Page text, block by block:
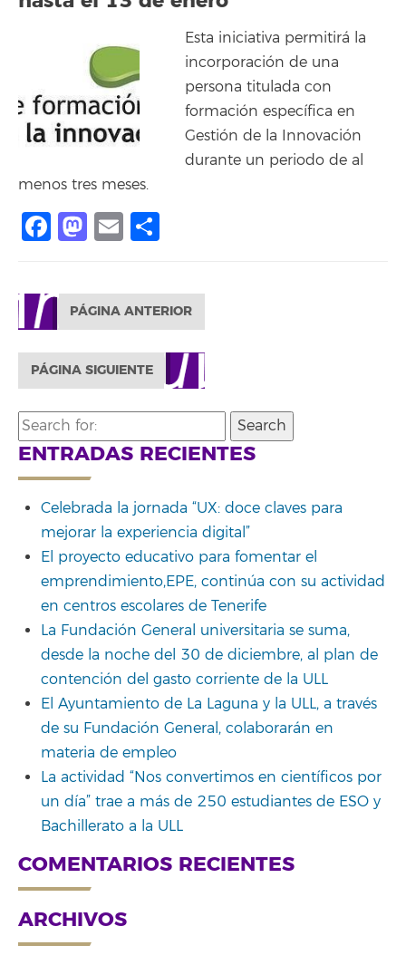
Esta iniciativa permitirá la
incorporación de una
persona titulada con
formación específica en
Gestión de la Innovación
durante un periodo de al
menos tres meses.
Facebook
Mastodon
Email
PÁGINA ANTERIOR
PÁGINA SIGUIENTE
Search
for:
ENTRADAS RECIENTES
Celebrada la jornada “UX: doce claves para
mejorar la experiencia digital”
El proyecto educativo para fomentar el
emprendimiento,EPE, continúa con su actividad
en centros escolares de Tenerife
La Fundación General universitaria se suma,
desde la noche del 30 de diciembre, al plan de
contención del gasto corriente de la ULL
El Ayuntamiento de La Laguna y la ULL, a través
de su Fundación General, colaborarán en
materia de empleo
La actividad “Nos convertimos en científicos por
un día” trae a más de 250 estudiantes de ESO y
Bachillerato a la ULL
COMENTARIOS RECIENTES
ARCHIVOS